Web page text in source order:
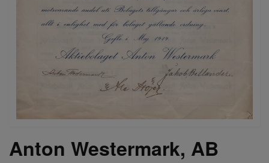
Anton Westermark, AB